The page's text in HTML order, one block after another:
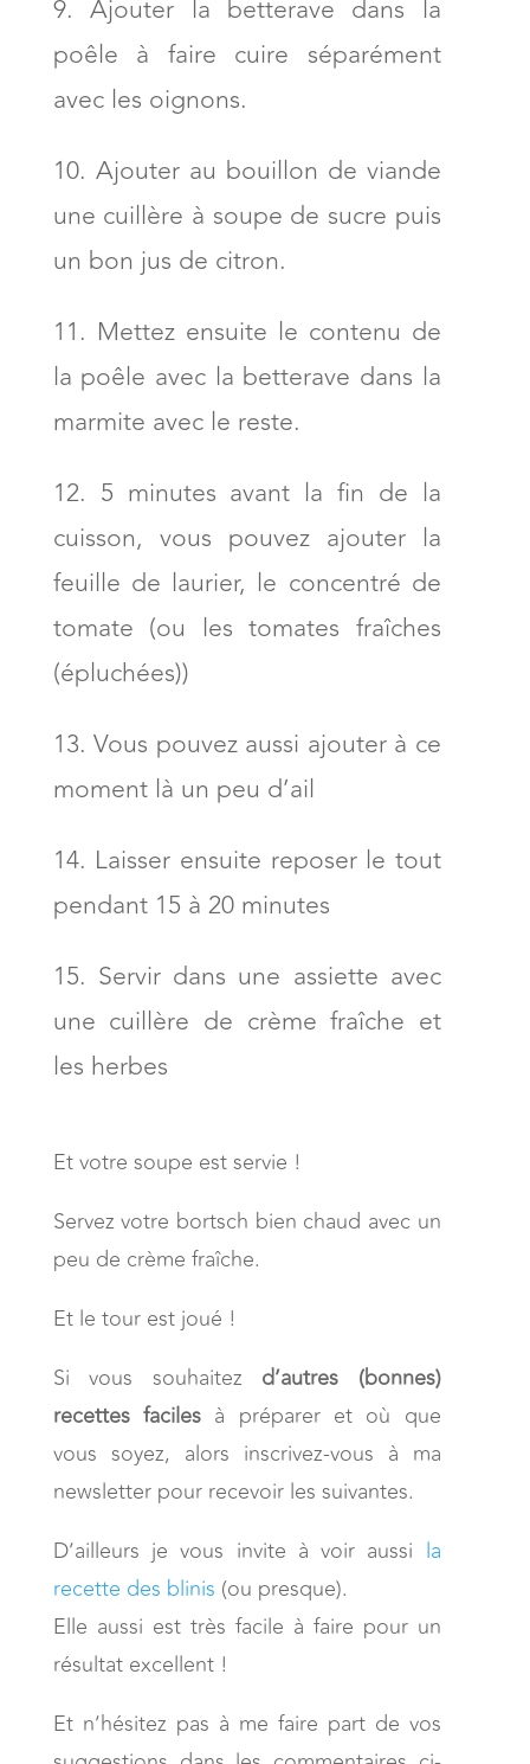
Ajouter la betterave dans la
poêle à faire cuire séparément
avec les oignons.
Ajouter au bouillon de viande
une cuillère à soupe de sucre puis
un bon jus de citron.
Mettez ensuite le contenu de
la poêle avec la betterave dans la
marmite avec le reste.
5 minutes avant la fin de la
cuisson, vous pouvez ajouter la
feuille de laurier, le concentré de
tomate (ou les tomates fraîches
(épluchées))
Vous pouvez aussi ajouter à ce
moment là un peu d’ail
Laisser ensuite reposer le tout
pendant 15 à 20 minutes
Servir dans une assiette avec
une cuillère de crème fraîche et
les herbes
Et votre soupe est servie !
Servez votre bortsch bien chaud avec un
peu de crème fraîche.
Et le tour est joué !
Si vous souhaitez d’autres (bonnes)
recettes faciles à préparer et où que
vous soyez, alors inscrivez-vous à ma
newsletter pour recevoir les suivantes.
D’ailleurs je vous invite à voir aussi la
recette des blinis (ou presque).
Elle aussi est très facile à faire pour un
résultat excellent !
Et n’hésitez pas à me faire part de vos